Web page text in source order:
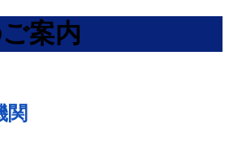
案内
関